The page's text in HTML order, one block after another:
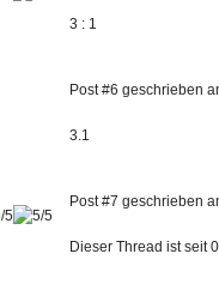
3 : 1
Post #6 geschrieben
3.1
Post #7 geschrieben
Dieser Thread ist seit